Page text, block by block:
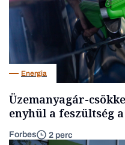
Energia
Üzemanyagár-
enyhül a feszültség
Forbes 2 perc